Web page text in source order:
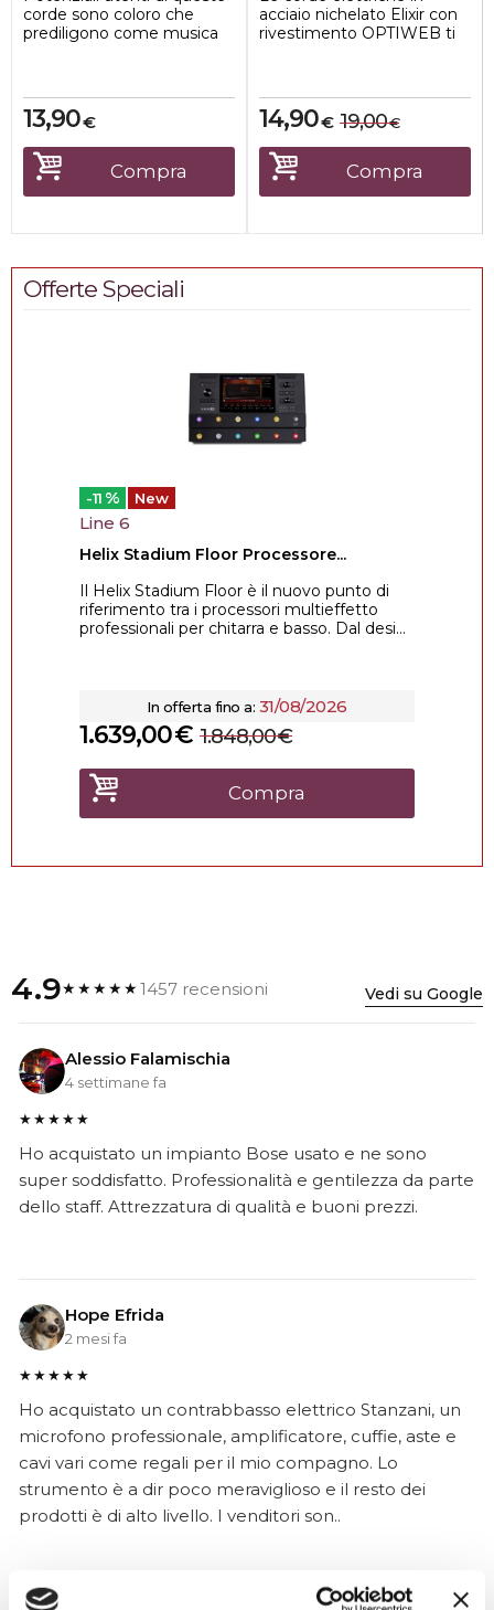
corde sono coloro che
prediligono come musica
€
13,90
Compra
acciaio nichelato Elixir con
rivestimento OPTIWEB ti
€
14,90 €
19,00
Compra
Offerte Speciali
-11 % New
Line 6
Helix Stadium Floor Processore...
Il Helix Stadium Floor è il nuovo punto di
riferimento tra i processori multieffetto
professionali per chitarra e basso. Dal desi...
In offerta fino a: 31/08/2026
€
1.639,00 €
1.848,00
Compra
4.9★★★★★1457 recensioni Vedi su Google
Alessio Falamischia
4 settimane fa
★★★★★
Ho acquistato un impianto Bose usato e ne sono
super soddisfatto. Professionalità e gentilezza da parte
dello staff. Attrezzatura di qualità e buoni prezzi.
Hope Efrida
2 mesi fa
★★★★★
Ho acquistato un contrabbasso elettrico Stanzani, un
microfono professionale, amplificatore, cuffie, aste e
cavi vari come regali per il mio compagno. Lo
strumento è a dir poco meraviglioso e il resto dei
prodotti è di alto livello. I venditori son..